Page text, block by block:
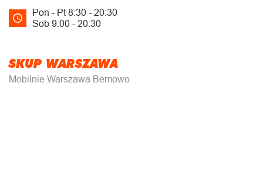
Pon - Pt 8:30 - 20:30
Sob 9:00 - 20:30
SKUP WARSZAWA
Mobilnie Warszawa Bemowo